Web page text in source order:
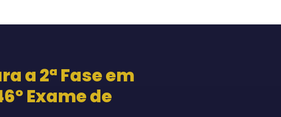
a2ª Fase em
Exame de